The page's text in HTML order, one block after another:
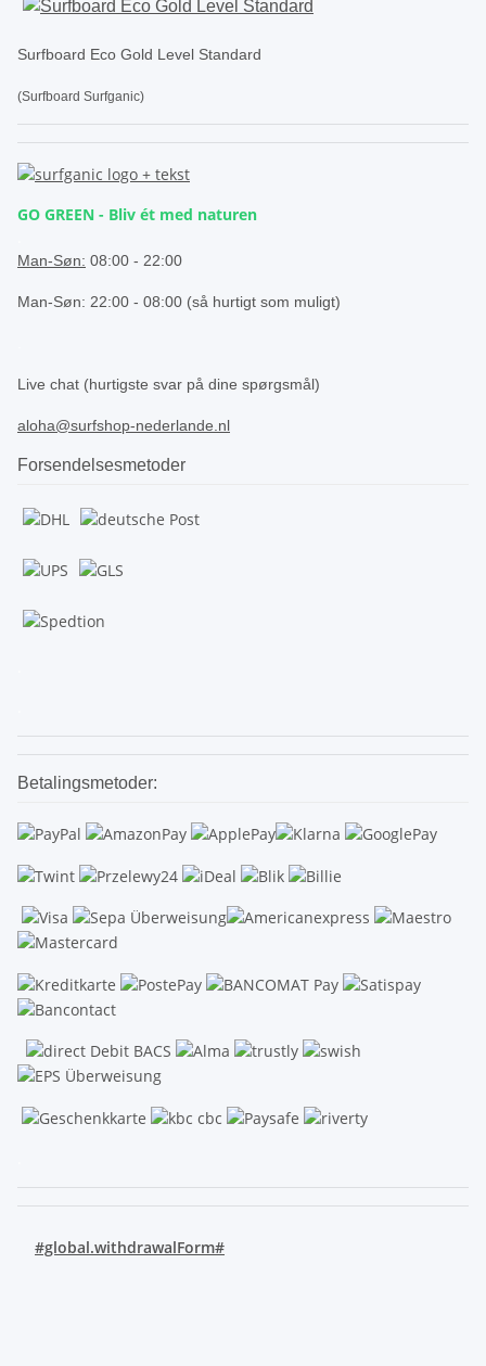
Surfboard Eco Gold Level Standard
(Surfboard Surfganic)
GO GREEN - Bliv ét med naturen
Man-Søn: 08:00 - 22:00
Man-Søn: 22:00 - 08:00 (så hurtigt som muligt)
Live chat (hurtigste svar på dine spørgsmål)
aloha@surfshop-nederlande.nl
Forsendelsesmetoder
Betalingsmetoder:
#global.withdrawalForm#